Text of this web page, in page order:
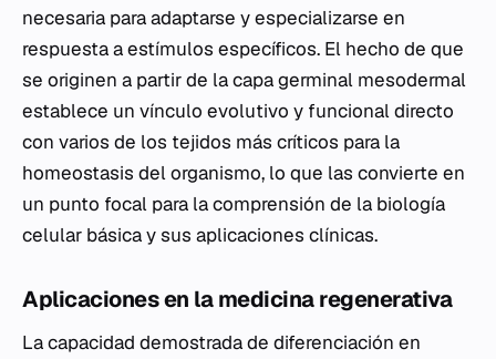
necesaria para adaptarse y especializarse en
respuesta a estímulos específicos. El hecho de que
se originen a partir de la capa germinal mesodermal
establece un vínculo evolutivo y funcional directo
con varios de los tejidos más críticos para la
homeostasis del organismo, lo que las convierte en
un punto focal para la comprensión de la biología
celular básica y sus aplicaciones clínicas.
Aplicaciones en la medicina regenerativa
La capacidad demostrada de diferenciación en